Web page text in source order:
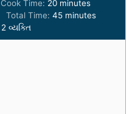
Cook Time: 20m
i
u
minutes
Total Time: 45m
n
minutes
2 વ્યક્તિ